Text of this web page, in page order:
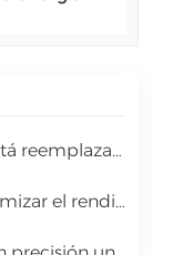
almacenamiento solar comercial.
de 10 kW durante la instalación?